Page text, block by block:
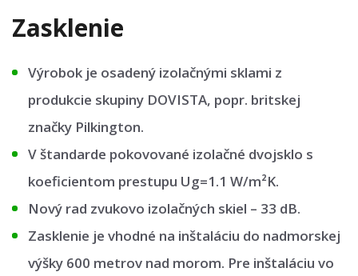
Zasklenie
Výrobok je osadený izolačnými sklami z
produkcie skupiny DOVISTA, popr. britskej
značky Pilkington.
V štandarde pokovované izolačné dvojsklo s
koeficientom prestupu Ug=1.1 W/m²K.
Nový rad zvukovo izolačných skiel – 33 dB.
Zasklenie je vhodné na inštaláciu do nadmorskej
výšky 600 metrov nad morom. Pre inštaláciu vo